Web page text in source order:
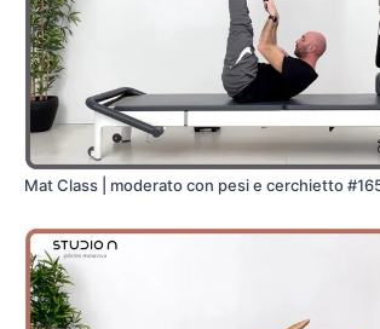
Mat Class | moderato con pesi e cerchietto